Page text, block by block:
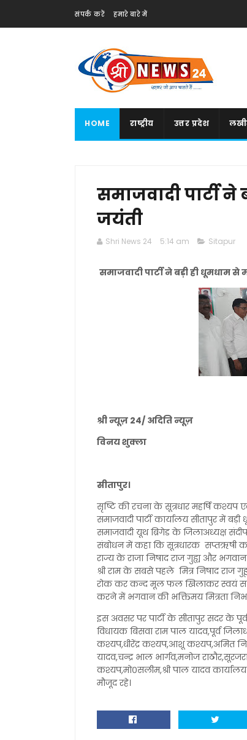
संपर्क करें हमारे बारे में
HOME राष्ट्रीय उत्तर प्रदेश
समाजवादी पार्टी
जयंती
Shri News 24 5:14 am Sitapur
समाजवादी पार्टी ने बड़ी ही धूमधाम
श्री न्यूज़ 24/ अदिति न्यूज़
विनय शुक्ला
सीतापुर।
सृष्टि की रचना के सूत्रधार महर्षि
समाजवादी पार्टी कार्यालय सीतापुर में
समाजवादी यूथ ब्रिगेड के जिलाअध्यक्ष
संबोधन में कहा कि सूत्रधारक सप्तऋषी
राज्य के राजा निषाद राज गुह्य और
श्री राम के सबसे पहले मित्र निषाद
रोक कर कन्द मूल फल खिलाकर स्वयं
करने में भगवान की भक्तिमय मित्रता
इस अवसर पर पार्टी के सीतापुर सदर के
विधायक बिसवा राम पाल यादव,पूर्व
कश्यप,धीरेंद्र कश्यप,आशू कश्यप,अमित
यादव,चन्द्र भाल भार्गव,मनोज
कश्यप,मो०सलीम,श्री पाल यादव
मौजूद रहे।